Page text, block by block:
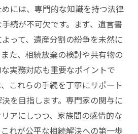
には、専門的な知識を持つ法律
続が不可欠です。まず、遺言書
って、遺産分割の紛争を未然に
た、相続放棄の検討や共有物の
実務対応も重要なポイントで
これらの手続を丁寧にサポート
を目指します。専門家の関与に
アにしつつ、家族間の感情的な
れが公平な相続解決への第一歩